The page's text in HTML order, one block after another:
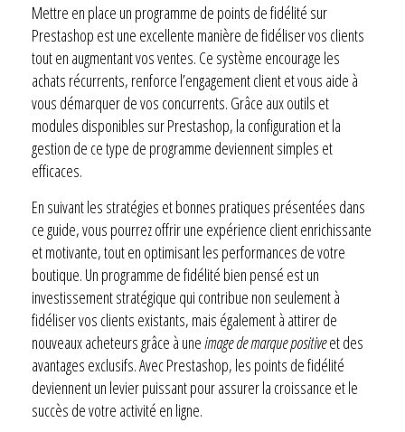
Mettre en place un programme de points de fidélité sur
Prestashop est une excellente manière de fidéliser vos clients
tout en augmentant vos ventes. Ce système encourage les
achats récurrents, renforce l’engagement client et vous aide à
vous démarquer de vos concurrents. Grâce aux outils et
modules disponibles sur Prestashop, la configuration et la
gestion de ce type de programme deviennent simples et
efficaces.
En suivant les stratégies et bonnes pratiques présentées dans
ce guide, vous pourrez offrir une expérience client enrichissante
et motivante, tout en optimisant les performances de votre
boutique. Un programme de fidélité bien pensé est un
investissement stratégique qui contribue non seulement à
fidéliser vos clients existants, mais également à attirer de
nouveaux acheteurs grâce à uneimage de marque positiveet des
avantages exclusifs. Avec Prestashop, les points de fidélité
deviennent un levier puissant pour assurer la croissance et le
succès de votre activité en ligne.